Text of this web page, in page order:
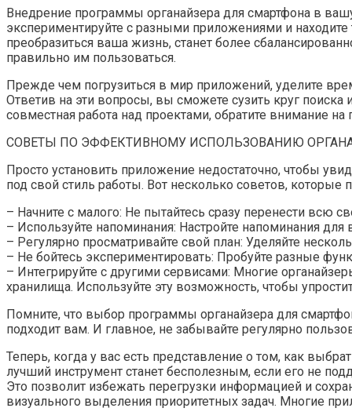
Внедрение программы органайзера для смартфона в
экспериментируйте с разными приложениями и
преобразиться ваша жизнь, станет более
правильно им пользоваться.
Прежде чем погрузиться в мир приложений, уделите
Ответив на эти вопросы, вы сможете сузить круг
совместная работа над проектами, обратите внимание
СОВЕТЫ ПО ЭФФЕКТИВНОМУ ИСПОЛЬЗОВАНИЮ
Просто установить приложение недостаточно, чтобы
под свой стиль работы. Вот несколько советов,
– Начните с малого: Не пытайтесь сразу перенести всю
– Используйте напоминания: Настройте напоминания
– Регулярно просматривайте свой план: Уделяйте
– Не бойтесь экспериментировать: Пробуйте разные
– Интегрируйте с другими сервисами: Многие
хранилища. Используйте эту возможность, чтобы
Помните, что выбор программы органайзера для
подходит вам. И главное, не забывайте регулярно
Теперь, когда у вас есть представление о том, как
лучший инструмент станет бесполезным, если его не
Это позволит избежать перегрузки информацией и
визуального выделения приоритетных задач. Многие